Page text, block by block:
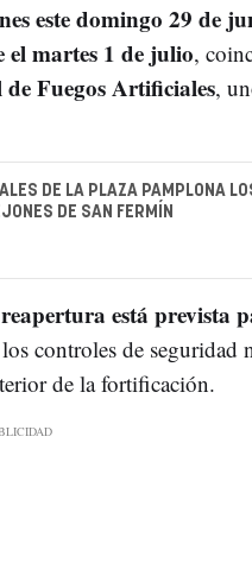
este domingo 29 de
el martes 1 de julio,
Fuegos Artificiales,
DE LA PLAZA PAMPLONA
DE SAN FERMÍN
está prevista
controles de seguridad
de la fortificación.